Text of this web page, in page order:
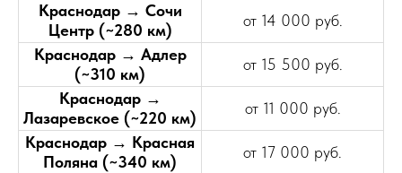
Краснодар → Сочи
Центр (~280 км)
от 14 000 руб.
Краснодар → Адлер
(~310 км)
от 15 500 руб.
Краснодар →
Лазаревское (~220 км)
от 11 000 руб.
Краснодар → Красная
Поляна (~340 км)
от 17 000 руб.